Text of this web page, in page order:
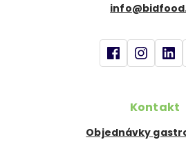
Kontakt
Objednávky